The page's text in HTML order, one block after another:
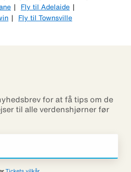
Fly til Adelaide
Fly til Townsville
for at få tips om de
til alle verdenshjørner før
Tickets vilkår